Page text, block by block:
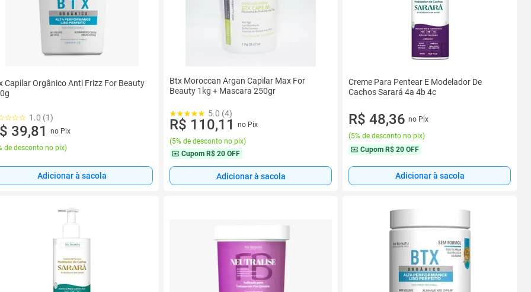
Capilar Orgânico Anti Frizz For Beauty
1.0 (1)
39,81
no Pix
de desconto no pix)
Adicionar à sacola
Btx Moroccan Argan Capilar Max For
Beauty 1kg + Mascara 250gr
5.0 (4)
R$ 110,11
no Pix
(5% de desconto no pix)
Cupom R$ 20 OFF
Adicionar à sacola
Creme Para Pentear E Modelador De
Cachos Sarará 4a 4b 4c
R$ 48,36 no Pix
(5% de desconto no pix)
Cupom R$ 20 OFF
Adicionar à sacola